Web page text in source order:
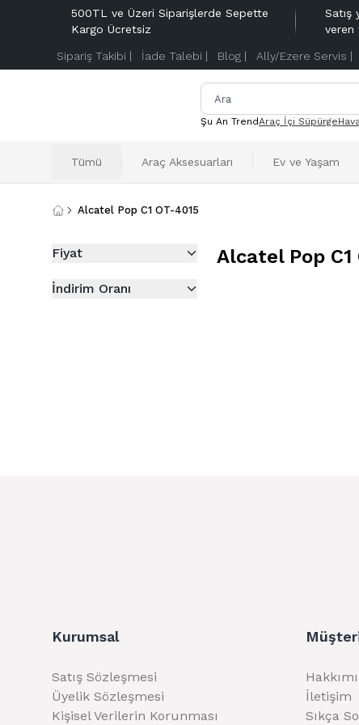
500TL ve Üzeri Siparişlerde Sepette
Kargo Ücretsiz
Satış
veren
Sipariş Takibi | İade Talebi | Blog | Ally/Ezere Servis |
Şu An TrendAraç İçi Süpürge
Tümü Araç Aksesuarları Ev ve Yaşam
Alcatel Pop C1 OT-4015
Fiyat
İndirim Oranı
Alcatel Pop C1
Kurumsal
Satış Sözleşmesi
Üyelik Sözleşmesi
Kişisel Verilerin Korunması
İletişim
Sıkça